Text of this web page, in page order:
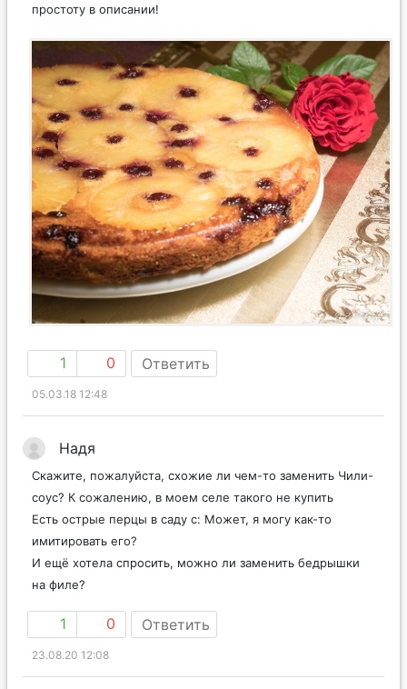
простоту в описании!
1 0 Ответить
05.03.18 12:48
Надя
Скажите, пожалуйста, схожие ли чем-то заменить Чили-
соус? К сожалению, в моем селе такого не купить
Есть острые перцы в саду с: Может, я могу как-то
имитировать его?
И ещё хотела спросить, можно ли заменить бедрышки
на филе?
1 0 Ответить
23.08.20 12:08